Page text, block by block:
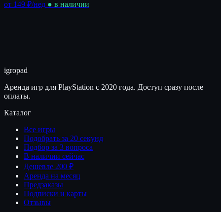
от 149 ₽/нед ● в наличии
igropad
Аренда игр для PlayStation с 2020 года. Доступ сразу после
оплаты.
Каталог
Все игры
Подобрать за 20 секунд
Подбор за 3 вопроса
В наличии сейчас
Дешевле 200 ₽
Аренда на месяц
Предзаказы
Подписки и карты
Отзывы